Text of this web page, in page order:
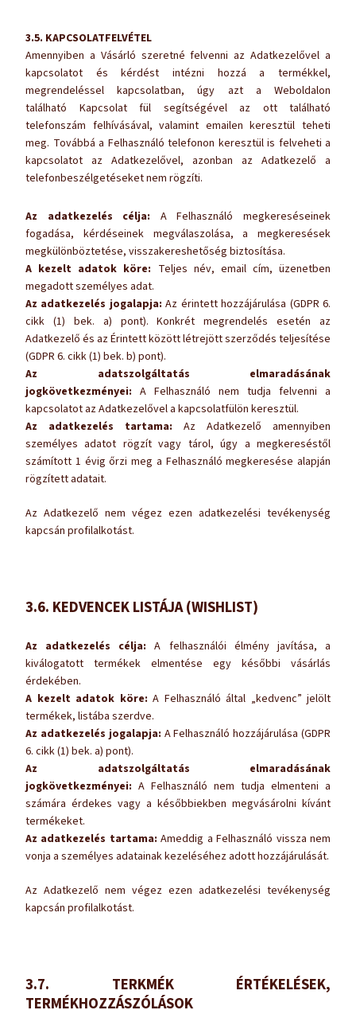
3.5. KAPCSOLATFELVÉTEL
Amennyiben a Vásárló szeretné felvenni az Adatkezelővel a
kapcsolatot és kérdést intézni hozzá a termékkel,
megrendeléssel kapcsolatban, úgy azt a Weboldalon
található Kapcsolat fül segítségével az ott található
telefonszám felhívásával, valamint emailen keresztül teheti
meg. Továbbá a Felhasználó telefonon keresztül is felveheti a
kapcsolatot az Adatkezelővel, azonban az Adatkezelő a
telefonbeszélgetéseket nem rögzíti.
Az adatkezelés célja: A Felhasználó megkereséseinek
fogadása, kérdéseinek megválaszolása, a megkeresések
megkülönböztetése, visszakereshetőség biztosítása.
A kezelt adatok köre: Teljes név, email cím, üzenetben
megadott személyes adat.
Az adatkezelés jogalapja:Az érintett hozzájárulása (GDPR 6.
cikk (1) bek. a) pont). Konkrét megrendelés esetén az
Adatkezelő és az Érintett között létrejött szerződés teljesítése
(GDPR 6. cikk (1) bek. b) pont).
Az adatszolgáltatás elmaradásának
jogkövetkezményei: A Felhasználó nem tudja felvenni a
kapcsolatot az Adatkezelővel a kapcsolatfülön keresztül.
Az adatkezelés tartama: Az Adatkezelő amennyiben
személyes adatot rögzít vagy tárol, úgy a megkereséstől
számított 1 évig őrzi meg a Felhasználó megkeresése alapján
rögzített adatait.
Az Adatkezelő nem végez ezen adatkezelési tevékenység
kapcsán profilalkotást.
3.6. KEDVENCEK LISTÁJA (WISHLIST)
Az adatkezelés célja:A felhasználói élmény javítása, a
kiválogatott termékek elmentése egy későbbi vásárlás
érdekében.
A kezelt adatok köre: A Felhasználó által „kedvenc” jelölt
termékek, listába szerdve.
Az adatkezelés jogalapja: A Felhasználó hozzájárulása (GDPR
6. cikk (1) bek. a) pont).
Az adatszolgáltatás elmaradásának
jogkövetkezményei: A Felhasználó nem tudja elmenteni a
számára érdekes vagy a későbbiekben megvásárolni kívánt
termékeket.
Az adatkezelés tartama:Ameddig a Felhasználó vissza nem
vonja a személyes adatainak kezeléséhez adott hozzájárulását.
Az Adatkezelő nem végez ezen adatkezelési tevékenység
kapcsán profilalkotást.
3.7. TERKMÉK ÉRTÉKELÉSEK,
TERMÉKHOZZÁSZÓLÁSOK